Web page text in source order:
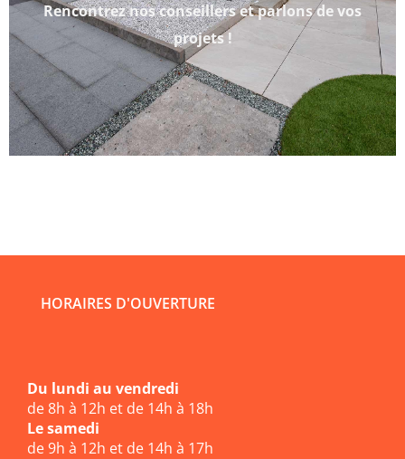
Rencontrez nos conseillers et parlons de vos
projets !
HORAIRES D'OUVERTURE
Du lundi au vendredi
de 8h à 12h et de 14h à 18h
Le samedi
de 9h à 12h et de 14h à 17h